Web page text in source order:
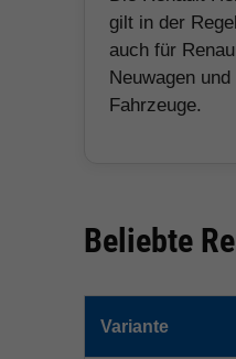
gilt in der
auch für
Neuwagen
Fahrzeuge.
Beliebte
Variante